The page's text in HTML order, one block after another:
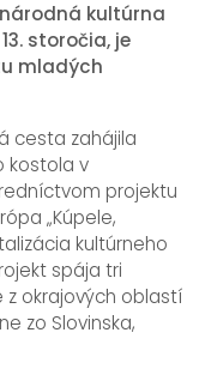
kultúrna
storočia, je
mladých
cesta zahájila
kostola v
projektu
„Kúpele,
kultúrneho
spája tri
z okrajových oblastí
zo Slovinska,